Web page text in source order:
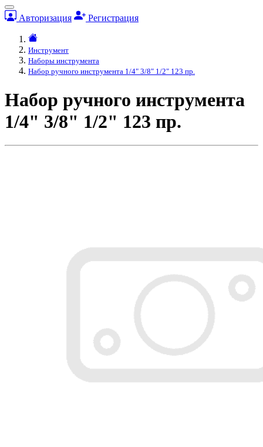
Авторизация Регистрация
Инструмент
Наборы инструмента
Набор ручного инструмента 1/4" 3/8" 1/2" 123 пр.
Набор ручного инструмента
1/4" 3/8" 1/2" 123 пр.